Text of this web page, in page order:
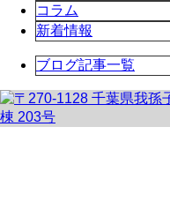
コラム
新着情報
ブログ記事一覧